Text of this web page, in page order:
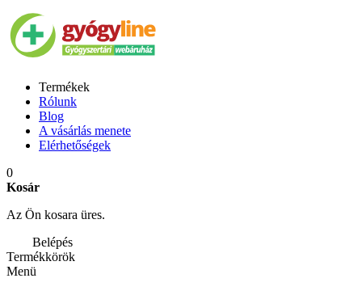
Termékek
Rólunk
Blog
A vásárlás menete
Elérhetőségek
0
Kosár
Az Ön kosara üres.
Belépés
Termékkörök
Menü